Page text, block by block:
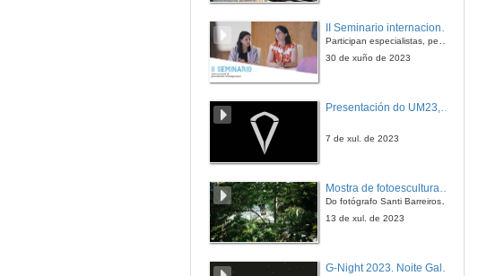
14 de dec. de 2007
Participan especialistas, pensadores e pensadoras que traballan desde hai anos sobre temas de pensamento contemporáneo en universidades de Estados Unidos, Reino Unido, Canadá, México e España.
30 de xuño de 2023
Presentación do UM23, o novo monopraza de UVigo Motorsport
7 de xul. de 2023
Do fotógrafo Santi Barreiros e o escultor Nito Contreras.
13 de xul. de 2023
G-Night 2023. Noite Galega das Persoas Investigadoras. Conciencias creativas